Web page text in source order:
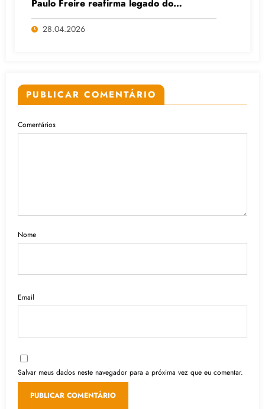
Paulo Freire reafirma legado do
educador popular
28.04.2026
PUBLICAR COMENTÁRIO
Comentários
Nome
Email
Salvar meus dados neste navegador para a próxima vez que eu comentar.